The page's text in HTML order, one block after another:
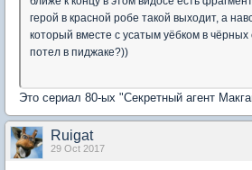
герой в красной робе такой выходит, а
который вместе с усатым уёбком в чёрных
потел в пиджаке?))
Это сериал 80-ых "Секретный агент
Ruigat
29 Oct 2017